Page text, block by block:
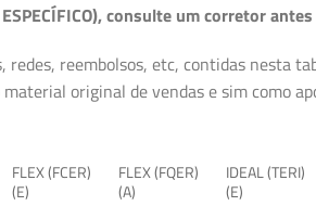
ESPECÍFICO), consulte um corretor
redes, reembolsos, etc, contidas nesta
original de vendas e sim como
FLEX (FCER)
(E)
FLEX (FQER)
(A)
IDEAL (TERI)
(E)